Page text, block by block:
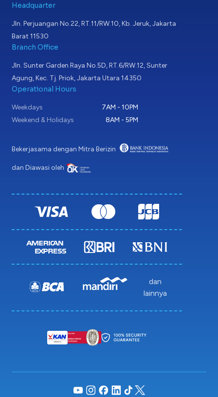
Headquarter
Jln. Perjuangan No.22, RT.11/RW.10, Kb. Jeruk, Jakarta
Barat 11530
Branch Office
Jln. Sunter Garden Raya No.5D, RT.6/RW.12, Sunter
Agung, Kec. Tj. Priok, Jakarta Utara 14350
Operational Hours
Weekdays
7AM - 10PM
Weekend & Holidays
8AM - 5PM
Bekerjasama dengan Mitra Berizin
dan Diawasi oleh
dan
lainnya